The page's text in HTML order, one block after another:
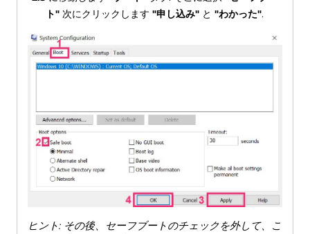
ト" 次にクリックします"申し込み" と"わかった".
ヒント: その後、セーフブートのチェックを外して、こ